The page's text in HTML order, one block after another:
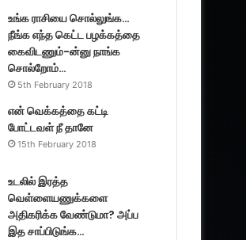
உங்க ராசியை சொல்லுங்க…
நீங்க எந்த கெட்ட பழக்கத்தை
கைவிடணும்-ன்னு நாங்க
சொல்றோம்…
5th February 2018
என் வெக்கத்தை கட்டி
போட்டவள் நீ தானே
15th February 2018
உடலில் இரத்த
வெள்ளையணுக்களை
அதிகரிக்க வேண்டுமா? அப்ப
இத சாப்பிடுங்க…